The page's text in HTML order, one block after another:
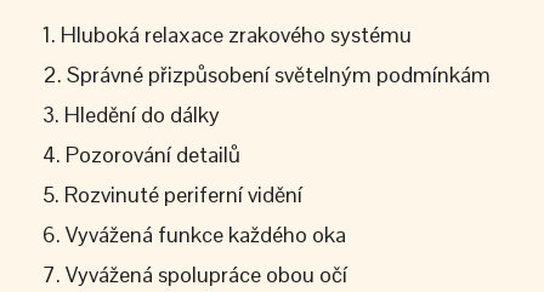
Hluboká relaxace zrakového systému
Správné přizpůsobení světelným podmínkám
Hledění do dálky
Pozorování detailů
Rozvinuté periferní vidění
Vyvážená funkce každého oka
Vyvážená spolupráce obou očí